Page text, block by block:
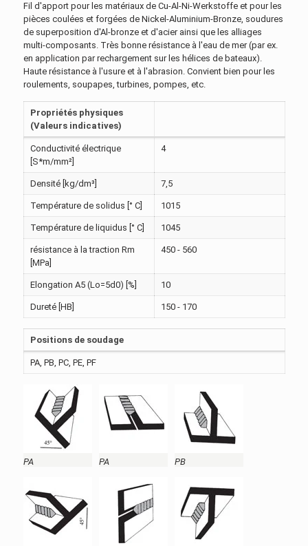
Fil d'apport pour les matériaux de Cu-Al-Ni-Werkstoffe et pour les
pièces coulées et forgées de Nickel-Aluminium-Bronze, soudures
de superposition d'Al-bronze et d'acier ainsi que les alliages
multi-composants. Très bonne résistance à l'eau de mer (par ex.
en application par rechargement sur les hélices de bateaux).
Haute résistance à l'usure et à l'abrasion. Convient bien pour les
roulements, soupapes, turbines, pompes, etc.
Propriétés physiques
(Valeurs indicatives)
Conductivité électrique
[S*m/mm²]
4
Densité [kg/dm³] 7,5
Température de solidus [° C] 1015
Température de liquidus [° C] 1045
résistance à la traction Rm
[MPa]
450 - 560
Elongation A5 (Lo=5d0) [%] 10
Dureté [HB] 150 - 170
Positions de soudage
PA, PB, PC, PE, PF
PA PA PB